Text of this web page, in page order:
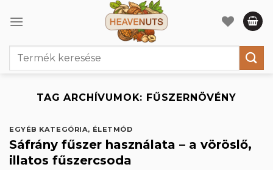
Keresés
TAG ARCHÍVUMOK: FŰSZERNÖVÉNY
EGYÉB KATEGÓRIA, ÉLETMÓD
Sáfrány fűszer használata – a vöröslő,
illatos fűszercsoda